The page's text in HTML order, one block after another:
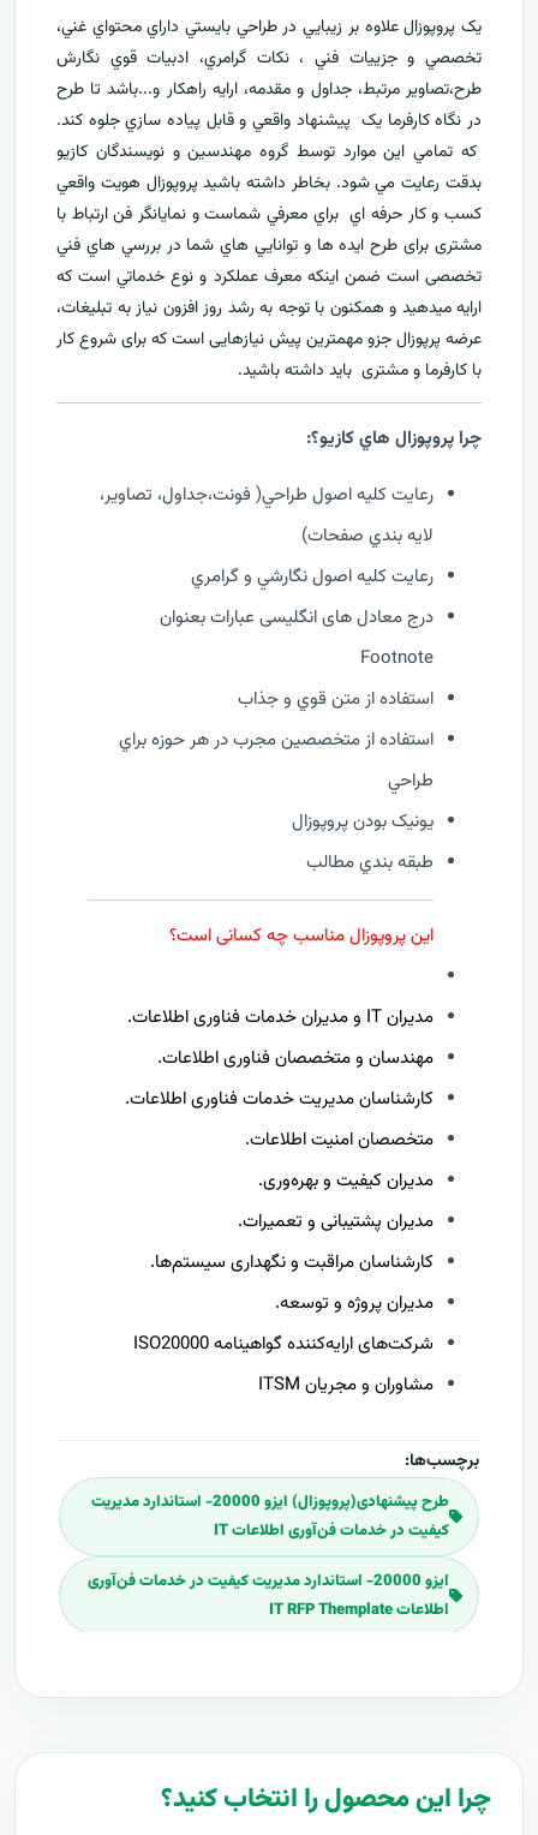
يک پروپوزال علاوه بر زيبايي در طراحي بايستي داراي محتواي غني،
تخصصي و جزييات فني ، نکات گرامري، ادبيات قوي نگارش
طرح،تصاوير مرتبط، جداول و مقدمه، ارایه راهکار و...باشد تا طرح
در نگاه کارفرما يک پيشنهاد واقعي و قابل پياده سازي جلوه کند.
که تمامي اين موارد توسط گروه مهندسين و نويسندگان کازيو
بدقت رعايت مي شود. بخاطر داشته باشيد پروپوزال هويت واقعي
کسب و کار حرفه اي براي معرفيشماست و نمایانگر فن ارتباط با
مشتری برای طرح ايده ها و توانايي هاي شما در بررسي هاي فني
تخصصی است ضمن اینکه معرف عملکرد و نوع خدماتي است که
ارايه ميدهید و همکنون با توجه به رشد روز افزون نياز به تبليغات،
عرضه پرپوزال جزو مهمترين پیش نیازهایی است که برای شروع کار
با کارفرما و مشتری بايد داشته باشيد.
چرا پروپوزال هاي کازيو؟:
رعايت کليه اصول طراحي( فونت،جداول، تصاوير،
لايه بندي صفحات)
رعايت کليه اصول نگارشي و گرامري
درج معادل های انگلیسی عبارات بعنوان
Footnote
استفاده از متن قوي و جذاب
استفاده از متخصصين مجرب در هر حوزه براي
طراحي
يونيک بودن پروپوزال
طبقه بندي مطالب
این پروپوزال مناسب چه کسانی است؟
مدیران IT و مدیران خدمات فناوری اطلاعات.
مهندسان و متخصصان فناوری اطلاعات.
کارشناسان مدیریت خدمات فناوری اطلاعات.
متخصصان امنیت اطلاعات.
مدیران کیفیت و بهره‌وری.
مدیران پشتیبانی و تعمیرات.
کارشناسان مراقبت و نگهداری سیستم‌ها.
مدیران پروژه و توسعه.
شرکت‌های ارایه‌کننده گواهینامه ISO20000
مشاوران و مجریان ITSM
برچسب‌ها:
طرح پیشنهادی(پروپوزال) ایزو 20000- استاندارد مدیریت
کیفیت در خدمات فن‌آوری اطلاعات IT
ایزو 20000- استاندارد مدیریت کیفیت در خدمات فن‌آوری
اطلاعات IT RFP Themplate
برنامه پروپوزال ایزو 20000- استاندارد مدیریت کیفیت در
چرا این محصول را انتخاب کنید؟